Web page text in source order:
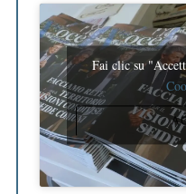
Fai clic su